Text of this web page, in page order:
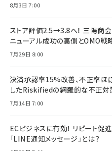
8月3日 7:00
ストア評価2.5→3.8へ！ 三陽商会
ニューアル成功の裏側とOMO戦
7月29日 8:00
決済承認率15%改善、不正率ほ
したRiskifiedの網羅的な不正対
7月14日 7:00
ECビジネスに有効！ リピート
「LINE通知メッセージ」とは？